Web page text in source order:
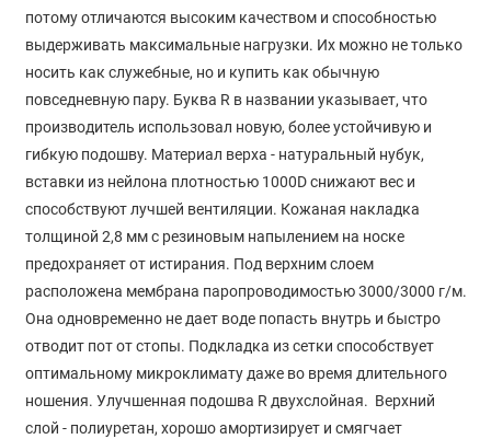
потому отличаются высоким качеством и способностью
выдерживать максимальные нагрузки. Их можно не только
носить как служебные, но и купить как обычную
повседневную пару. Буква R в названии указывает, что
производитель использовал новую, более устойчивую и
гибкую подошву. Материал верха - натуральный нубук,
вставки из нейлона плотностью 1000D снижают вес и
способствуют лучшей вентиляции. Кожаная накладка
толщиной 2,8 мм с резиновым напылением на носке
предохраняет от истирания. Под верхним слоем
расположена мембрана паропроводимостью 3000/3000 г/м.
Она одновременно не дает воде попасть внутрь и быстро
отводит пот от стопы. Подкладка из сетки способствует
оптимальному микроклимату даже во время длительного
ношения. Улучшенная подошва R двухслойная. Верхний
слой - полиуретан, хорошо амортизирует и смягчает